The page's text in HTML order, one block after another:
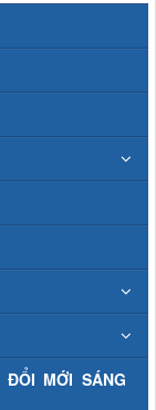
ĐỔI MỚI SÁNG